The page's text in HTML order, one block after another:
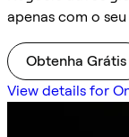
apenas com o seu
Obtenha Grátis
View details for